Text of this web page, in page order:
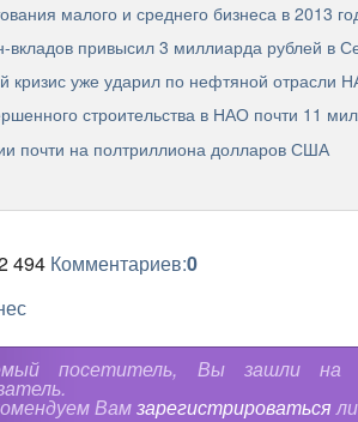
малого и среднего бизнеса в 2013
привысил 3 миллиарда рублей в
кризис уже ударил по нефтяной отрасли
строительства в НАО почти 11
почти на полтриллиона долларов США
494 Комментариев:0
посетитель, Вы зашли на
Вамзарегистрироваться